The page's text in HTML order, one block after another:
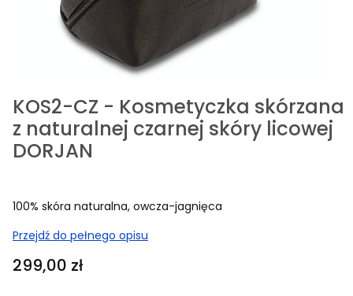
KOS2-CZ - Kosmetyczka skórzana
z naturalnej czarnej skóry licowej
DORJAN
100% skóra naturalna, owcza-jagnięca
Przejdź do pełnego opisu
Cena
299,00 zł